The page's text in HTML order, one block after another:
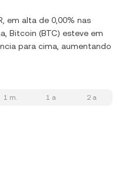
em alta de 0,00% nas
Bitcoin (BTC) esteve em
para cima, aumentando
1 m. 1 a 2 a